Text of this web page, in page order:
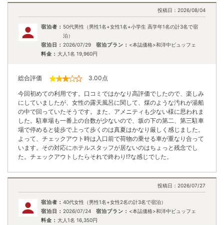
投稿日： 2026/08/04
宿泊者： 50代男性（男性1名+女性1名+小学生 高学年1名の計3名で宿
泊）
宿泊日： 2026/07/29 宿泊プラン： <本誌価格>和洋中ビュッフェ
料金： 大人1名 19,960円
総合評価 3.00 点
今回初めての利用です。口コミではかなり高評価でしたので、楽しみ
にしていましたが、女性の露天風呂に関して、煤のような汚れが湯船
の中で回っていたそうです。また、アメニティも少ない様に思われま
した。駐車場も一番上の台数が少ないので、坂の下の第二、第三駐車
場で停めると徒歩で上って歩くのは真夏はかなり厳しく感じました。
よって、チェックアウト時は入口前で荷物の乗せる車が重なり合って
います。その対応にホテルスタッフが居ないのはちょっと残念でし
た。チェックアウトしたらそれで終わり!?な感じでした。
投稿日： 2026/07/27
宿泊者： 40代女性（男性1名+女性2名の計3名で宿泊）
宿泊日： 2026/07/24 宿泊プラン： <本誌価格>和洋中ビュッフェ
料金： 大人1名 16,350円